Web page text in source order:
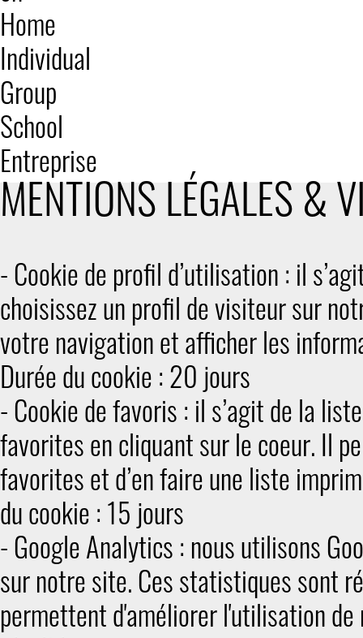
Home
Individual
Group
School
Entreprise
MENTIONS LÉGALES &
- Cookie de profil d’utilisation : il
choisissez un profil de visiteur sur
votre navigation et afficher les
Durée du cookie : 20 jours
- Cookie de favoris : il s’agit de la
favorites en cliquant sur le coeur. Il
favorites et d’en faire une liste
du cookie : 15 jours
- Google Analytics : nous utilisons
sur notre site. Ces statistiques sont
permettent d'améliorer l'utilisation de